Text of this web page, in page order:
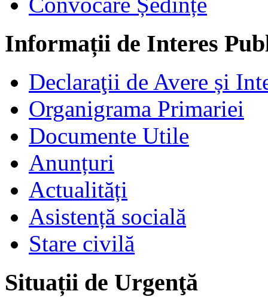
Informații de Interes
Declaraţii de Avere și
Organigrama Primariei
Documente Utile
Anunțuri
Actualități
Asistență socială
Stare civilă
Situații de Urgenţă